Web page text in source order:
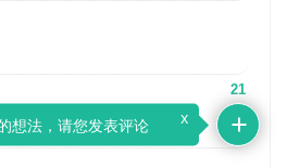
21
想法，请您发表评论 x